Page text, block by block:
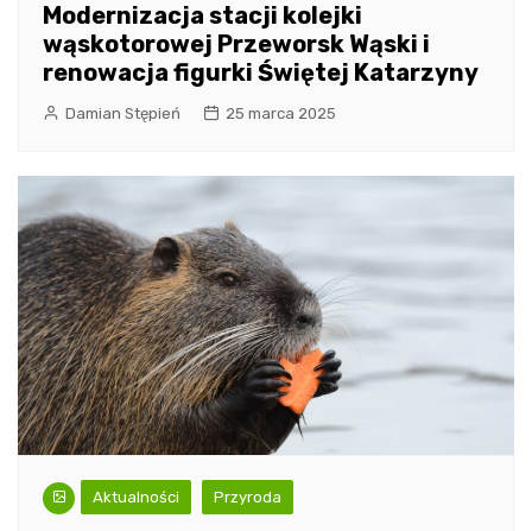
Modernizacja stacji kolejki
wąskotorowej Przeworsk Wąski i
renowacja figurki Świętej Katarzyny
Damian Stępień 25 marca 2025
Aktualności Przyroda